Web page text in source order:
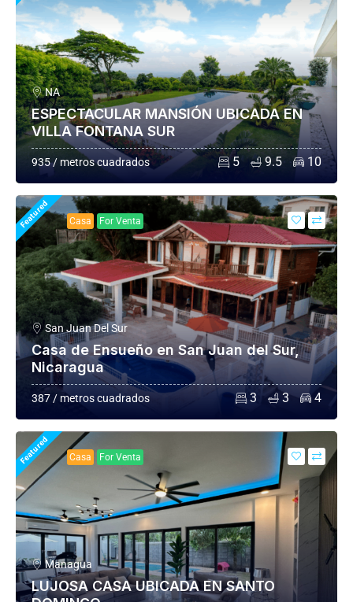
NA
ESPECTACULAR MANSIÓN UBICADA EN
VILLA FONTANA SUR
935 / metros cuadrados 5 9.5 10
Featured Casa For Venta
San Juan Del Sur
Casa de Ensueño en San Juan del Sur,
Nicaragua
387 / metros cuadrados 3 3 4
Featured Casa For Venta
Managua
LUJOSA CASA UBICADA EN SANTO